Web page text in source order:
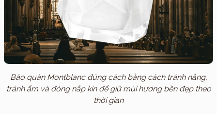
Bảo quản Montblanc đúng cách bằng cách tránh nắng,
tránh ẩm và đóng nắp kín để giữ mùi hương bền đẹp theo
thời gian